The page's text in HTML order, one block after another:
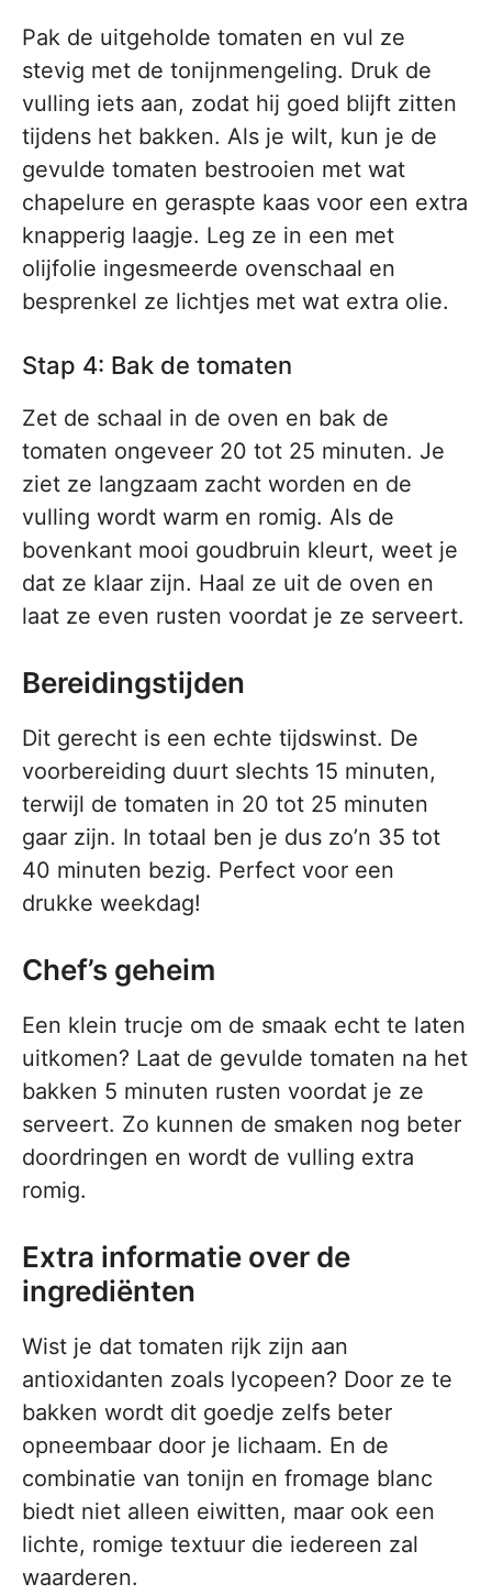
Pak de uitgeholde tomaten en vul ze
stevig met de tonijnmengeling. Druk de
vulling iets aan, zodat hij goed blijft zitten
tijdens het bakken. Als je wilt, kun je de
gevulde tomaten bestrooien met wat
chapelure en geraspte kaas voor een extra
knapperig laagje. Leg ze in een met
olijfolie ingesmeerde ovenschaal en
besprenkel ze lichtjes met wat extra olie.
Stap 4: Bak de tomaten
Zet de schaal in de oven en bak de
tomaten ongeveer 20 tot 25 minuten. Je
ziet ze langzaam zacht worden en de
vulling wordt warm en romig. Als de
bovenkant mooi goudbruin kleurt, weet je
dat ze klaar zijn. Haal ze uit de oven en
laat ze even rusten voordat je ze serveert.
Bereidingstijden
Dit gerecht is een echte tijdswinst. De
voorbereiding duurt slechts 15 minuten,
terwijl de tomaten in 20 tot 25 minuten
gaar zijn. In totaal ben je dus zo’n 35 tot
40 minuten bezig. Perfect voor een
drukke weekdag!
Chef’s geheim
Een klein trucje om de smaak echt te laten
uitkomen? Laat de gevulde tomaten na het
bakken 5 minuten rusten voordat je ze
serveert. Zo kunnen de smaken nog beter
doordringen en wordt de vulling extra
romig.
Extra informatie over de
ingrediënten
Wist je dat tomaten rijk zijn aan
antioxidanten zoals lycopeen? Door ze te
bakken wordt dit goedje zelfs beter
opneembaar door je lichaam. En de
combinatie van tonijn en fromage blanc
biedt niet alleen eiwitten, maar ook een
lichte, romige textuur die iedereen zal
waarderen.